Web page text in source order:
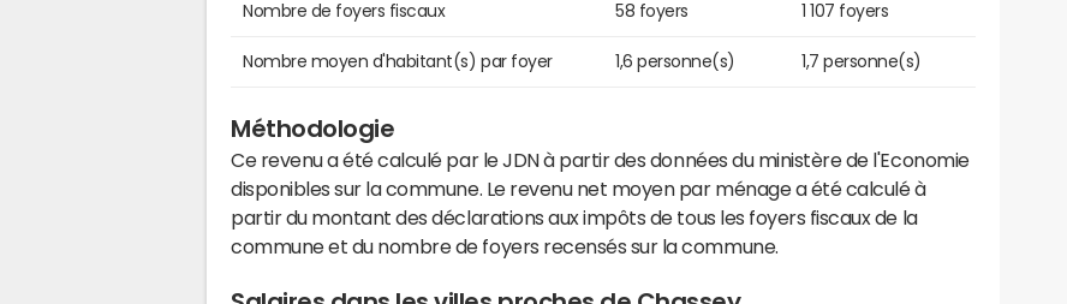
Nombre de foyers fiscaux 58 foyers 1 107 foyers
Nombre moyen d'habitant(s) par foyer 1,6 personne(s) 1,7 personne(s)
Méthodologie
Ce revenu a été calculé par le JDN à partir des données du ministère de l'Economie
disponibles sur la commune. Le revenu net moyen par ménage a été calculé à
partir du montant des déclarations aux impôts de tous les foyers fiscaux de la
commune et du nombre de foyers recensés sur la commune.